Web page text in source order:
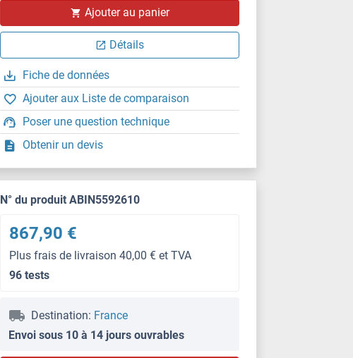
Ajouter au panier
Détails
Fiche de données
Ajouter aux Liste de comparaison
Poser une question technique
Obtenir un devis
N° du produit ABIN5592610
867,90 €
Plus frais de livraison 40,00 € et TVA
96 tests
Destination: France
Envoi sous 10 à 14 jours ouvrables